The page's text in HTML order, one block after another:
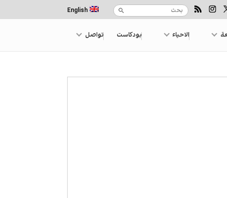
English
الاحياء بودكاست تواصل